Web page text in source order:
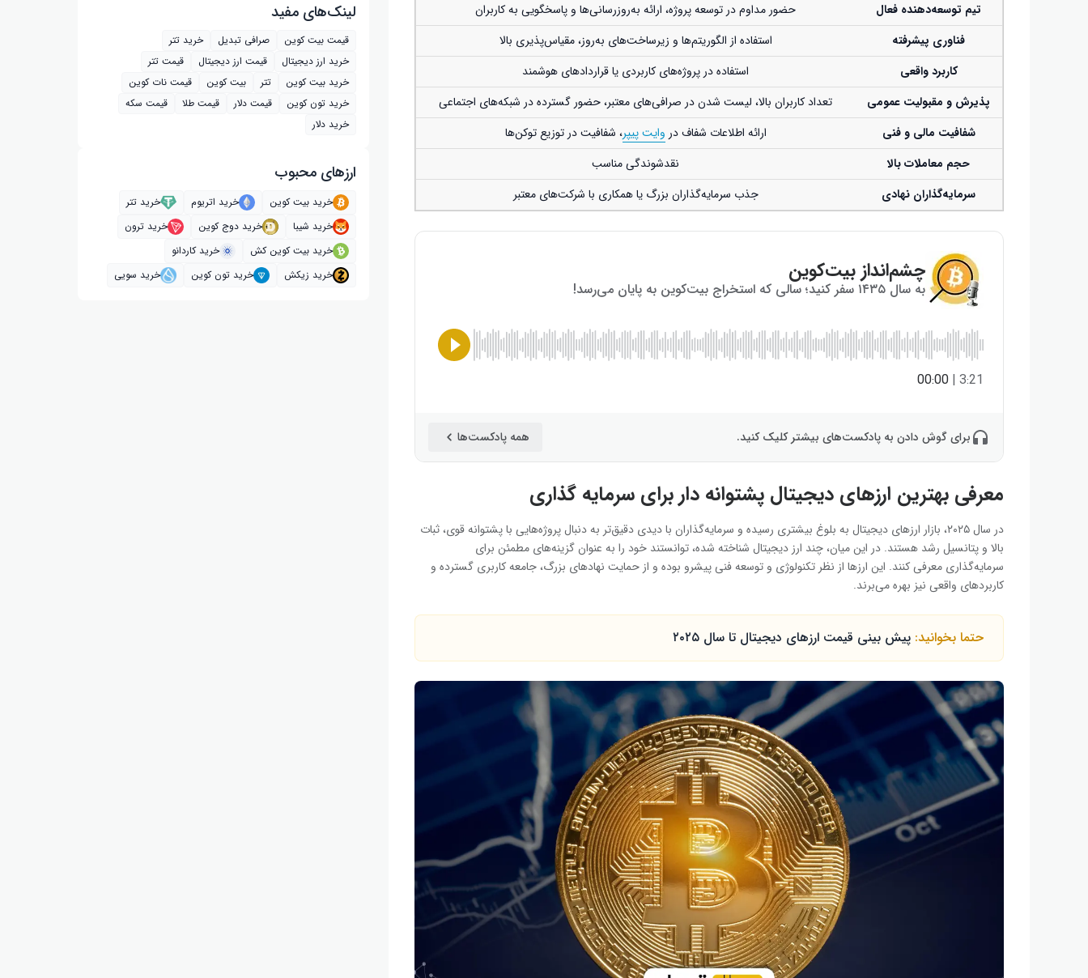
تیم توسعه‌دهنده فعال
حضور مداوم در توسعه پروژه، ارائه به‌روزرسانی‌ها و پاسخگویی به کاربران
فناوری پیشرفته
استفاده از الگوریتم‌ها و زیرساخت‌های به‌روز، مقیاس‌پذیری بالا
کاربرد واقعی
استفاده در پروژه‌های کاربردی یا قراردادهای هوشمند
پذیرش و مقبولیت عمومی
تعداد کاربران بالا، لیست شدن در صرافی‌های معتبر، حضور گسترده در شبکه‌های اجتماعی
شفافیت مالی و فنی
ارائه اطلاعات شفاف در وایت‌ پیپر، شفافیت در توزیع توکن‌ها
حجم معاملات بالا
نقدشوندگی مناسب
سرمایه‌گذاران نهادی
جذب سرمایه‌گذاران بزرگ یا همکاری با شرکت‌های معتبر
چشم‌انداز بیت‌کوین
به سال ۱۴۳۵ سفر کنید؛ سالی که استخراج بیت‌کوین به پایان می‌رسد!
3:21
|
00:00
برای گوش دادن به پادکست‌های بیشتر کلیک کنید. همه پادکست‌ها
معرفی بهترین ارزهای دیجیتال پشتوانه دار برای سرمایه گذاری
در سال ۲۰۲۵، بازار ارزهای دیجیتال به بلوغ بیشتری رسیده و سرمایه‌گذاران با دیدی دقیق‌تر به دنبال پروژه‌هایی با پشتوانه قوی، ثبات
بالا و پتانسیل رشد هستند. در این میان، چند ارز دیجیتال شناخته ‌شده، توانستند خود را به عنوان گزینه‌های مطمئن برای
سرمایه‌گذاری معرفی کنند. این ارزها از نظر تکنولوژی و توسعه فنی پیشرو بوده و از حمایت نهادهای بزرگ، جامعه کاربری گسترده و
کاربردهای واقعی نیز بهره می‌برند.
حتما بخوانید: پیش بینی قیمت ارزهای دیجیتال تا سال ۲۰۲۵
لینک‌های مفید
قیمت بیت کوین صرافی تبدیل
خرید تتر
خرید ارز دیجیتال
قیمت ارز دیجیتال
قیمت تتر
خرید بیت‌ کوین
تتر بیت کوین
قیمت نات کوین
خرید تون کوین
قیمت دلار قیمت طلا
قیمت سکه
خرید دلار
ارز‌های محبوب
خرید بیت کوین خرید اتریوم
خرید تتر
خرید شیبا
خرید دوج کوین
خرید ترون
خرید بیت کوین کش
خرید کاردانو
خرید زیکش
خرید تون کوین خرید سویی